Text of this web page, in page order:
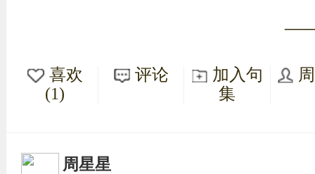
喜欢
(1)
评论
加入句
集
周星星